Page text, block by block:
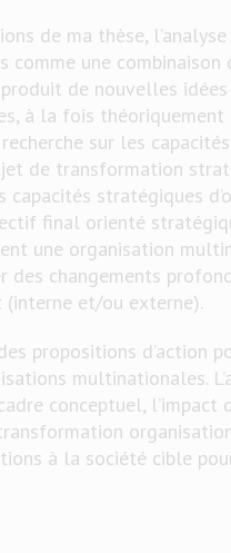
de ma thèse,
comme une
de nouvelles
à la fois
sur les
de transformation
capacités stratégiques
final orienté
une organisation
des changements
(interne et/ou externe).
propositions d’action
multinationales.
conceptuel,
à la société cible